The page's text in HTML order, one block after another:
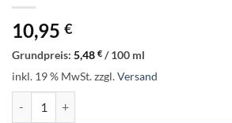
10,95 €
Grundpreis: 5,48 € /100 ml
inkl. 19 % MwSt.zzgl.Versand